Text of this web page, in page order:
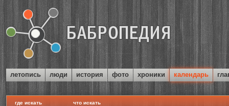
летопись люди история фото хроники календарь
где искать что искать